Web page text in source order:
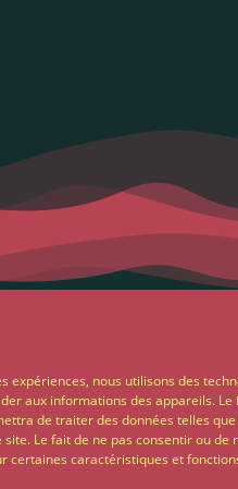
expériences, nous utilisons des
aux informations des appareils. Le
de traiter des données telles
site. Le fait de ne pas consentir ou
certaines caractéristiques et